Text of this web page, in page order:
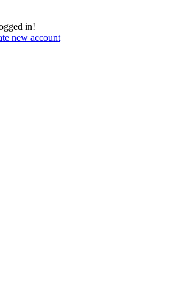
in!
new account